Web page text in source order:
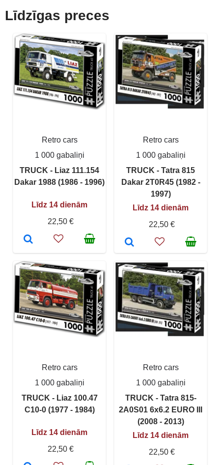
Līdzīgas preces
Retro cars
1 000 gabaliņi
TRUCK - Liaz 111.154
Dakar 1988 (1986 - 1996)
Līdz 14 dienām
22,50 €
Retro cars
1 000 gabaliņi
TRUCK - Tatra 815
Dakar 2T0R45 (1982 -
1997)
Līdz 14 dienām
22,50 €
Retro cars
1 000 gabaliņi
TRUCK - Liaz 100.47
C10-0 (1977 - 1984)
Līdz 14 dienām
22,50 €
Retro cars
1 000 gabaliņi
TRUCK - Tatra 815-
2A0S01 6x6.2 EURO III
(2008 - 2013)
Līdz 14 dienām
22,50 €